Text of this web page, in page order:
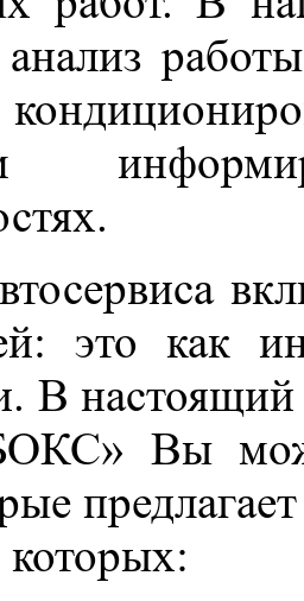
анализ
это как
В
Вы